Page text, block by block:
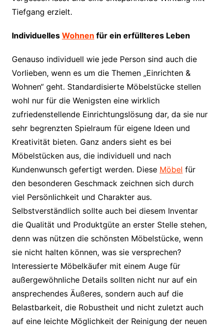
Tiefgang erzielt.
Individuelles Wohnen für ein erfüllteres Leben
Genauso individuell wie jede Person sind auch die
Vorlieben, wenn es um die Themen „Einrichten &
Wohnen“ geht. Standardisierte Möbelstücke stellen
wohl nur für die Wenigsten eine wirklich
zufriedenstellende Einrichtungslösung dar, da sie nur
sehr begrenzten Spielraum für eigene Ideen und
Kreativität bieten. Ganz anders sieht es bei
Möbelstücken aus, die individuell und nach
Kundenwunsch gefertigt werden. Diese Möbel für
den besonderen Geschmack zeichnen sich durch
viel Persönlichkeit und Charakter aus.
Selbstverständlich sollte auch bei diesem Inventar
die Qualität und Produktgüte an erster Stelle stehen,
denn was nützen die schönsten Möbelstücke, wenn
sie nicht halten können, was sie versprechen?
Interessierte Möbelkäufer mit einem Auge für
außergewöhnliche Details sollten nicht nur auf ein
ansprechendes Äußeres, sondern auch auf die
Belastbarkeit, die Robustheit und nicht zuletzt auch
auf eine leichte Möglichkeit der Reinigung der neuen